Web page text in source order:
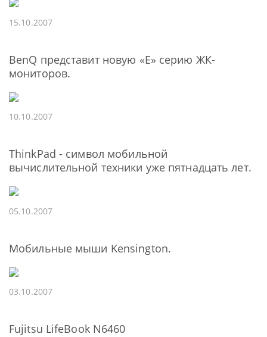
15.10.2007
BenQ представит новую «Е» серию ЖК-
мониторов.
10.10.2007
ThinkPad - cимвол мобильной
вычислительной техники уже пятнадцать лет.
05.10.2007
Мобильные мыши Kensington.
03.10.2007
Fujitsu LifeBook N6460